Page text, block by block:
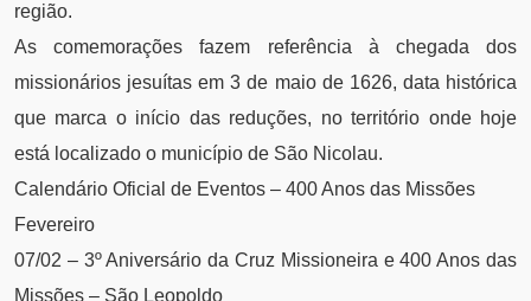
região.
As comemorações fazem referência à chegada dos
missionários jesuítas em 3 de maio de 1626, data histórica
que marca o início das reduções, no território onde hoje
está localizado o município de São Nicolau.
Calendário Oficial de Eventos – 400 Anos das Missões
Fevereiro
07/02 – 3º Aniversário da Cruz Missioneira e 400 Anos das
Missões – São Leopoldo